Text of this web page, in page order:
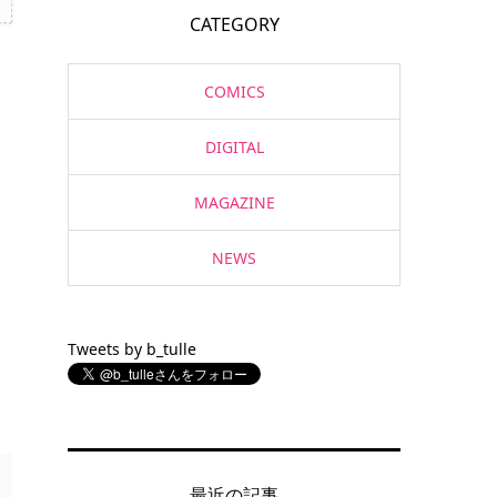
CATEGORY
COMICS
DIGITAL
MAGAZINE
NEWS
Tweets by b_tulle